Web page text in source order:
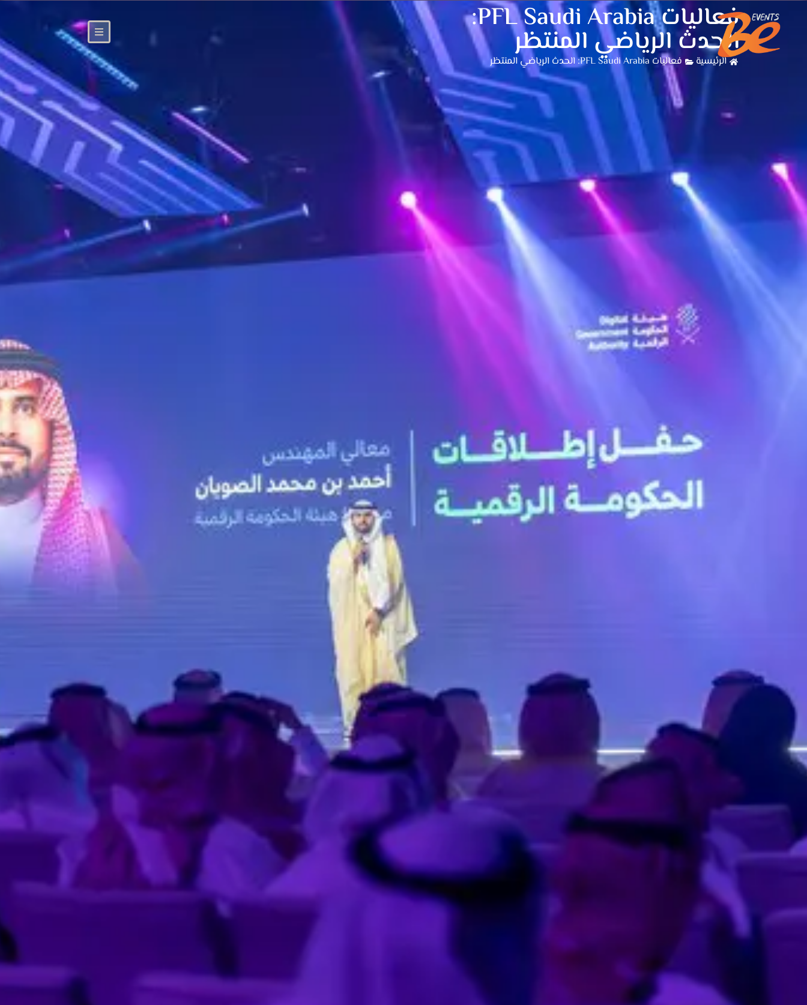
فعاليات PFL Saudi Arabia:
الحدث الرياضي المنتظر
الرئيسية فعاليات PFL Saudi Arabia: الحدث الرياضي المنتظر